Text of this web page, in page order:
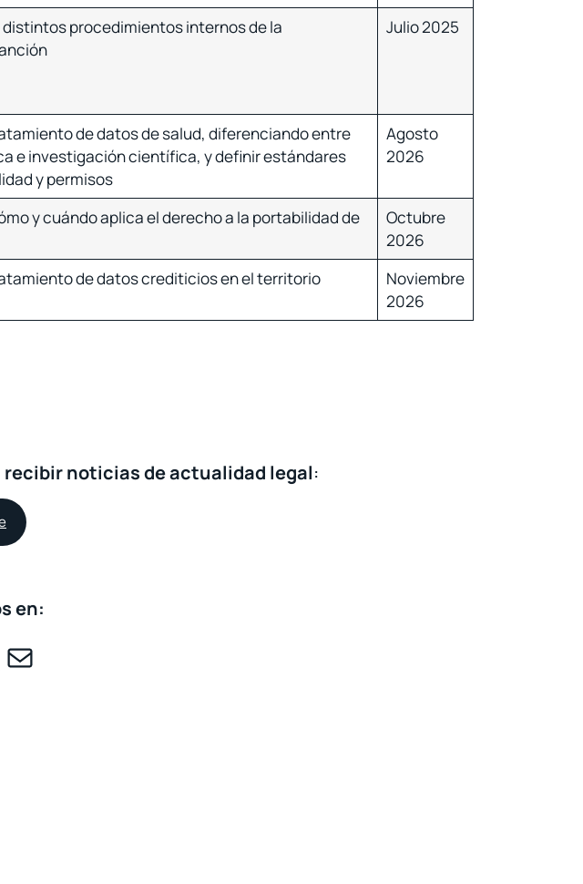
distintos procedimientos internos de la
Julio 2025
de datos de salud, diferenciando entre
e investigación científica, y definir estándares
y permisos
Agosto
2026
y cuándo aplica el derecho a la portabilidad de
Octubre
2026
de datos crediticios en el territorio
Noviembre
2026
noticias de actualidad legal:
en: